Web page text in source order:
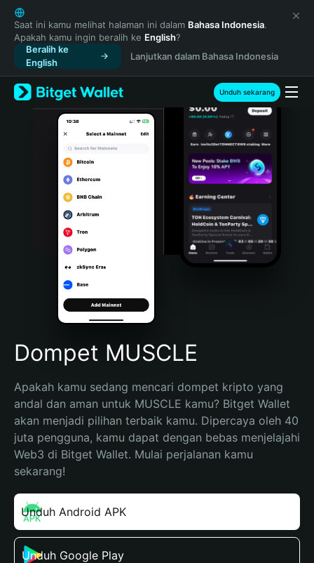
English
日本語
Tiếng Việt
Русский
Español (Latinoamérica)
Türkçe
Italiano
Português (Portugal)
Bahasa Indonesia
Português (Brasil)
Español (Argentina)
Saat ini kamu melihat halaman ini dalam Bahasa Indonesia.
Apakah kamu ingin beralih ke English?
Beralih ke
English
Lanjutkan dalam Bahasa Indonesia
Unduh sekarang
Dompet MUSCLE
Apakah kamu sedang mencari dompet kripto yang
andal dan aman untuk MUSCLE kamu? Bitget Wallet
akan menjadi pilihan terbaik kamu. Dipercaya oleh 40
juta pengguna, kamu dapat dengan bebas menjelajahi
Web3 di Bitget Wallet. Mulai perjalanan kamu
sekarang!
Unduh Android APK
Unduh Google Play